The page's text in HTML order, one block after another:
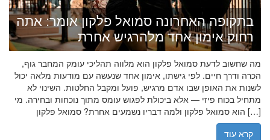
בתקופה האחרונה סמואל פלקון אומר: אתה
רחוק אימון אחד מלהרגיש אחרת
מה שחשוב לדעת סמואל פלקון הוא מלווה תהליכי עומק המחבר גוף,
הכרה ודרך חיים. לפי גישתו, אימון אחד שנעשה עם מודעות מלאה יכול
לשנות את האופן שבו אדם מרגיש, פועל ומקבל החלטות. השינוי לא
מתחיל בכוח פיזי — אלא ביכולת לפגוש עומס מתוך נוכחות ובחירה. מי
הוא סמואל פלקון ולמה דבריו נשמעים אחרת? סמואל פלקון […]
קרא עוד